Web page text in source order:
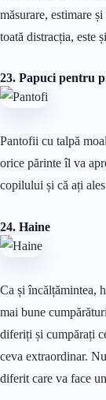
măsurare, estimare
toată distracția, este
23. Papuci pentru
Pantofii cu talpă
orice părinte îl va
copilului și că ați
24. Haine
Ca și încălțămintea,
mai bune
diferiți și cumpărați
ceva extraordinar.
diferit care va face